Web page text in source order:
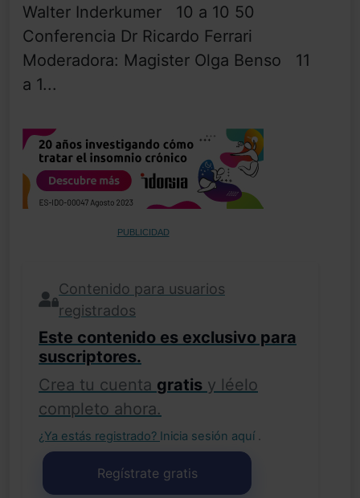
Walter Inderkumer 10 a 10 50
Conferencia Dr Ricardo Ferrari
Moderadora: Magister Olga Benso 11
a 1...
PUBLICIDAD
Contenido para usuarios
registrados
Este contenido es exclusivo para
suscriptores.
Crea tu cuenta gratis y léelo
completo ahora.
¿Ya estás registrado? Inicia sesión aquí .
Regístrate gratis